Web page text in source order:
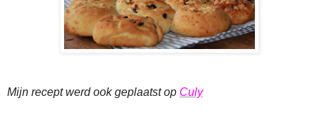
Mijn recept werd ook geplaatst op Culy